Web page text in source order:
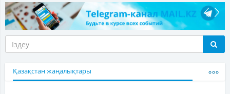
Қазақстан жаңалықтары